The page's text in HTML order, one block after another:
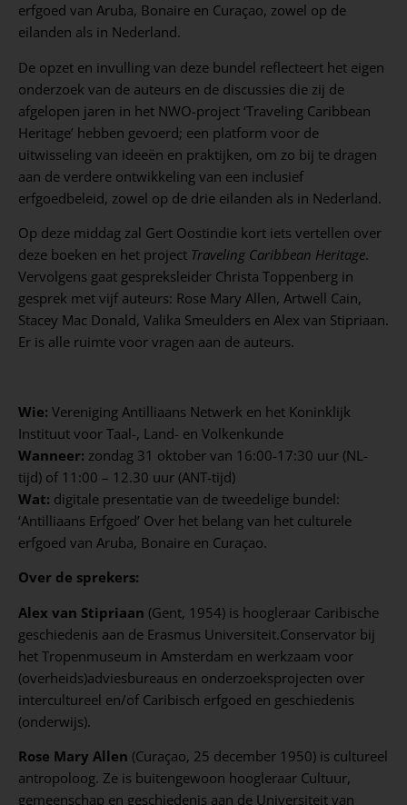
erfgoed van Aruba, Bonaire en Curaçao, zowel op de
eilanden als in Nederland.
De opzet en invulling van deze bundel reflecteert het eigen
onderzoek van de auteurs en de discussies die zij de
afgelopen jaren in het NWO-project ‘Traveling Caribbean
Heritage’ hebben gevoerd; een platform voor de
uitwisseling van ideeën en praktijken, om zo bij te dragen
aan de verdere ontwikkeling van een inclusief
erfgoedbeleid, zowel op de drie eilanden als in Nederland.
Op deze middag zal Gert Oostindie kort iets vertellen over
deze boeken en het project Traveling Caribbean Heritage.
Vervolgens gaat gespreksleider Christa Toppenberg in
gesprek met vijf auteurs: Rose Mary Allen, Artwell Cain,
Stacey Mac Donald, Valika Smeulders en Alex van Stipriaan.
Er is alle ruimte voor vragen aan de auteurs.
Wie: Vereniging Antilliaans Netwerk en het Koninklijk
Instituut voor Taal-, Land- en Volkenkunde
Wanneer: zondag 31 oktober van 16:00-17:30 uur (NL-
tijd) of 11:00 – 12.30 uur (ANT-tijd)
Wat: digitale presentatie van de tweedelige bundel:
‘Antilliaans Erfgoed’ Over het belang van het culturele
erfgoed van Aruba, Bonaire en Curaçao.
Over de sprekers:
Alex van Stipriaan (Gent, 1954) is hoogleraar Caribische
geschiedenis aan de Erasmus Universiteit.Conservator bij
het Tropenmuseum in Amsterdam en werkzaam voor
(overheids)adviesbureaus en onderzoeksprojecten over
intercultureel en/of Caribisch erfgoed en geschiedenis
(onderwijs).
Rose Mary Allen (Curaçao, 25 december 1950) is cultureel
antropoloog. Ze is buitengewoon hoogleraar Cultuur,
gemeenschap en geschiedenis aan de Universiteit van